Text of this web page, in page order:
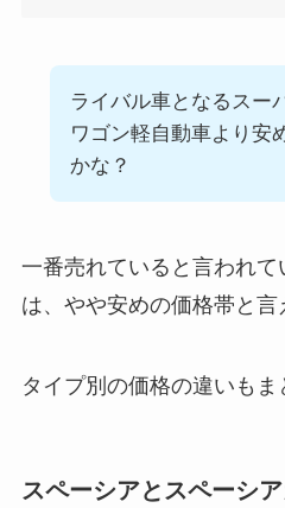
ライバル車となるスー
ワゴン軽自動車より安
かな？
一番売れていると言われて
は、やや安めの価格帯と言
タイプ別の価格の違いもま
スペーシアとスペーシ